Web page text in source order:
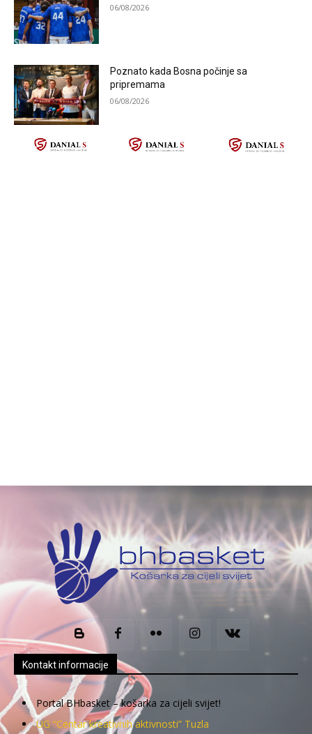
06/08/2026
Poznato kada Bosna počinje sa
pripremama
06/08/2026
Kontakt informacije
Portal BHbasket – košarka za cijeli svijet!
UG “Centar kreativnih aktivnosti” Tuzla